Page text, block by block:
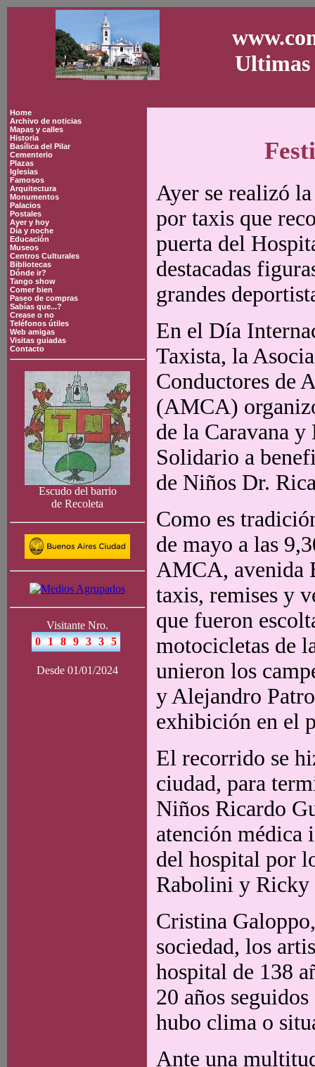
Ultimas
Home
Archivo de noticias
Mapas y calles
Historia
Basílica del Pilar
Cementerio
Plazas
Iglesias
Famosos
Arquitectura
Monumentos
Palacios
Postales
Ayer y hoy
Día y noche
Educación
Museos
Centros Culturales
Bibliotecas
Dónde ir?
Tango show
Comer bien
Paseo de compras
Sabías que...?
Crease o no
Teléfonos útiles
Web amigas
Visitas guiadas
Contacto
Escudo del barrio
de Recoleta
Visitante Nro.
Desde 01/01/2024
Ayer se realizó
por taxis que
puerta del
destacadas
grandes
En el Día
Taxista, la
Conductores de
(AMCA)
de la Caravana
Solidario a
de Niños Dr.
Como es
de mayo a las
AMCA, avenida
taxis, remises y
que fueron
motocicletas de
unieron los
y Alejandro
exhibición en el
El recorrido se
ciudad, para
Niños Ricardo
atención médica
del hospital por
Rabolini y
Cristina
sociedad, los
hospital de 138
20 años
hubo clima o
Ante una